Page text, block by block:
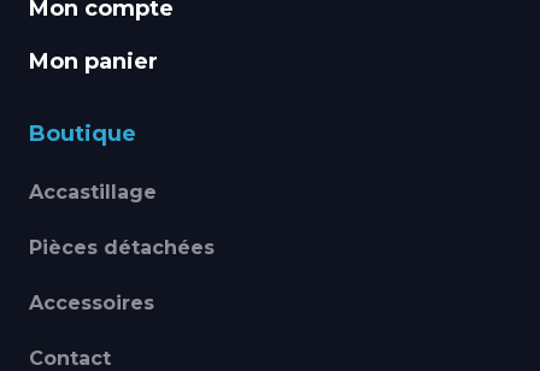
Mon compte
Mon panier
Boutique
Accastillage
Pièces détachées
Accessoires
Contact